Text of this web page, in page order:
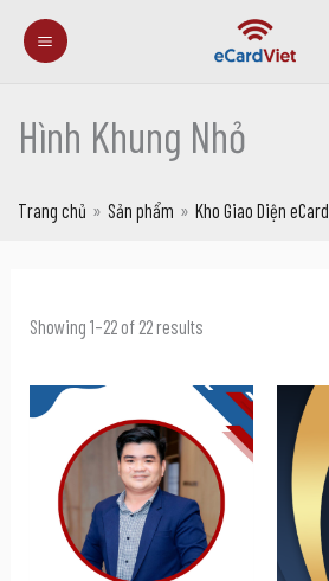
dungHình Khung Nhỏ
Trang chủ Sản phẩm Kho Giao Diện eCard
Showing 1–22 of 22 results